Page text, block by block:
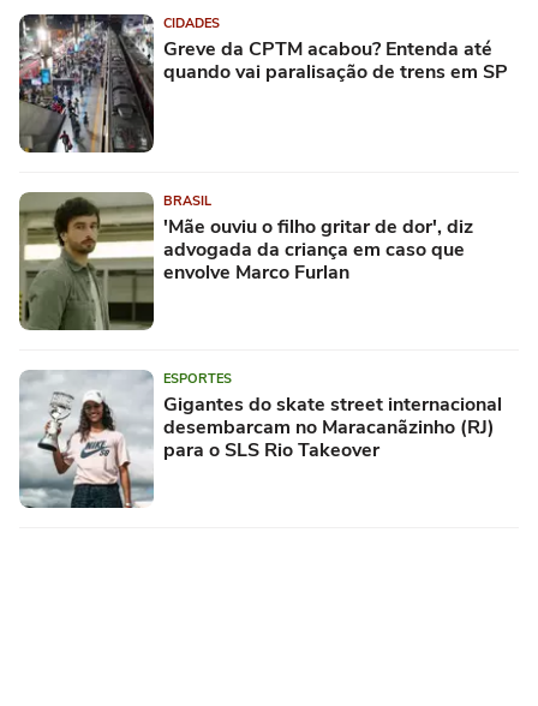
CIDADES
Greve da CPTM acabou? Entenda até
quando vai paralisação de trens em SP
BRASIL
'Mãe ouviu o filho gritar de dor', diz
advogada da criança em caso que
envolve Marco Furlan
ESPORTES
Gigantes do skate street internacional
desembarcam no Maracanãzinho (RJ)
para o SLS Rio Takeover